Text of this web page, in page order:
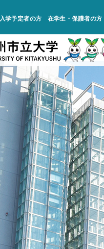
入学予定者の方 在学生・保護者の方